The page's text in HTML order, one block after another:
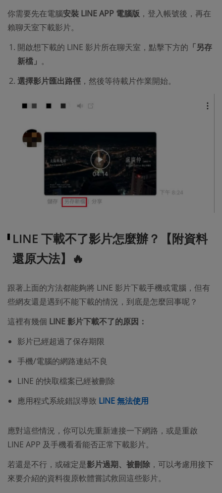
你需要先在電腦安裝 LINE APP 電腦版 ，登入帳號後，再在
賴聊天室下載影片。
開啟想下載的 LINE 影片所在聊天室，點擊下方的 「另存
新檔」 。
選擇影片匯出路徑 ，然後等待載片作業開始。
LINE 下載不了影片怎麼辦？【附資料
還原大法】🔥
跟著上面的方法都能夠將 LINE 影片下載手機或電腦，但有
些網友還是遇到不能下載的情況，到底是怎麼回事呢？
這裡有幾個 LINE 影片下載不了的原因：
影片已經超過了保存期限
手機/電腦的網路連結不良
LINE 的快取檔案已經被刪除
應用程式系統錯誤導致 LINE 無法使用
應對這些情況，你可以先重新連接一下網路，或是重啟
LINE APP 及手機看看能否正常下載影片。
若還是不行，或確定是影片過期、被刪除 ，可以考慮用接下
來要介紹的資料復原軟體嘗試救回這些影片。